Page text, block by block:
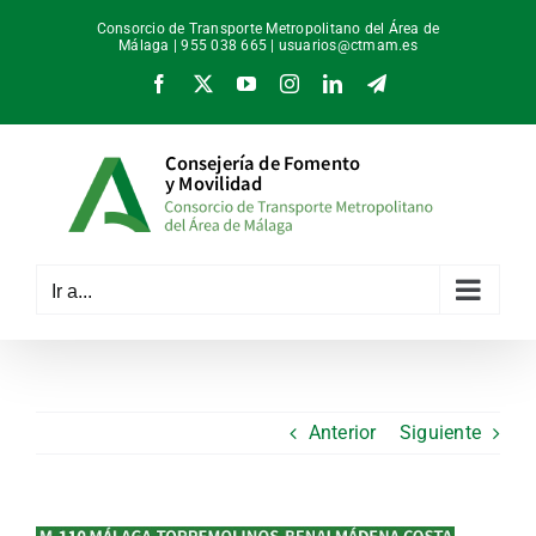
Consorcio de Transporte Metropolitano del Área de
Málaga | 955 038 665 | usuarios@ctmam.es
Facebook
X YouTubeInstagramLinkedInTelegram
Ir a...
Anterior Siguiente